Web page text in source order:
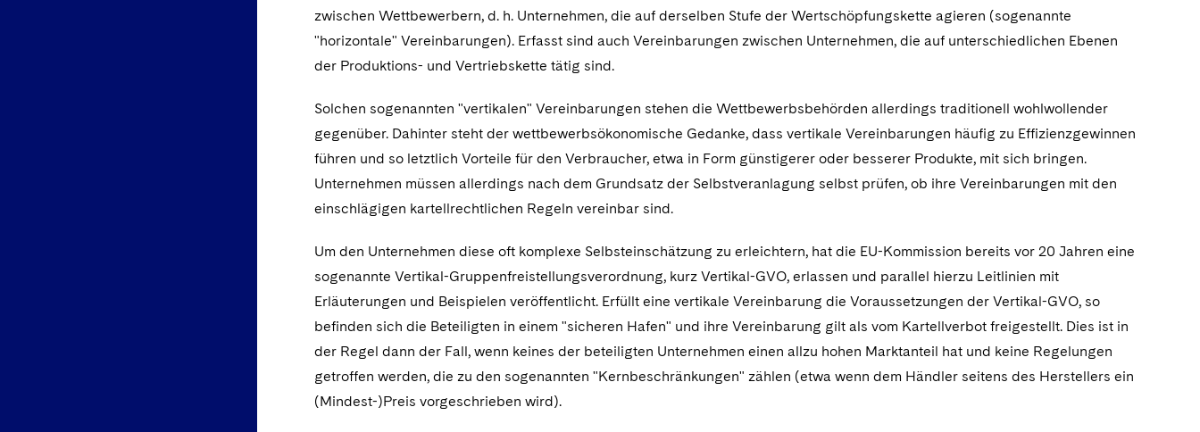
zwischen Wettbewerbern, d. h. Unternehmen, die auf derselben Stufe der Wertschöpfungskette agieren (sogenannte
"horizontale" Vereinbarungen). Erfasst sind auch Vereinbarungen zwischen Unternehmen, die auf unterschiedlichen Ebenen
der Produktions- und Vertriebskette tätig sind.
Solchen sogenannten "vertikalen" Vereinbarungen stehen die Wettbewerbsbehörden allerdings traditionell wohlwollender
gegenüber. Dahinter steht der wettbewerbsökonomische Gedanke, dass vertikale Vereinbarungen häufig zu Effizienzgewinnen
führen und so letztlich Vorteile für den Verbraucher, etwa in Form günstigerer oder besserer Produkte, mit sich bringen.
Unternehmen müssen allerdings nach dem Grundsatz der Selbstveranlagung selbst prüfen, ob ihre Vereinbarungen mit den
einschlägigen kartellrechtlichen Regeln vereinbar sind.
Um den Unternehmen diese oft komplexe Selbsteinschätzung zu erleichtern, hat die EU-Kommission bereits vor 20 Jahren eine
sogenannte Vertikal-Gruppenfreistellungsverordnung, kurz Vertikal-GVO, erlassen und parallel hierzu Leitlinien mit
Erläuterungen und Beispielen veröffentlicht. Erfüllt eine vertikale Vereinbarung die Voraussetzungen der Vertikal-GVO, so
befinden sich die Beteiligten in einem "sicheren Hafen" und ihre Vereinbarung gilt als vom Kartellverbot freigestellt. Dies ist in
der Regel dann der Fall, wenn keines der beteiligten Unternehmen einen allzu hohen Marktanteil hat und keine Regelungen
getroffen werden, die zu den sogenannten "Kernbeschränkungen" zählen (etwa wenn dem Händler seitens des Herstellers ein
(Mindest-)Preis vorgeschrieben wird).